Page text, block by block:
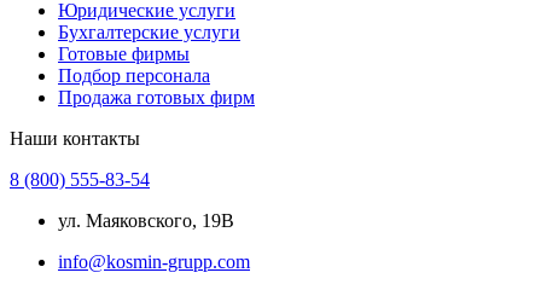
Юридические услуги
Бухгалтерские услуги
Готовые фирмы
Подбор персонала
Продажа готовых фирм
Наши контакты
8 (800) 555-83-54
ул. Маяковского, 19В
info@kosmin-grupp.com